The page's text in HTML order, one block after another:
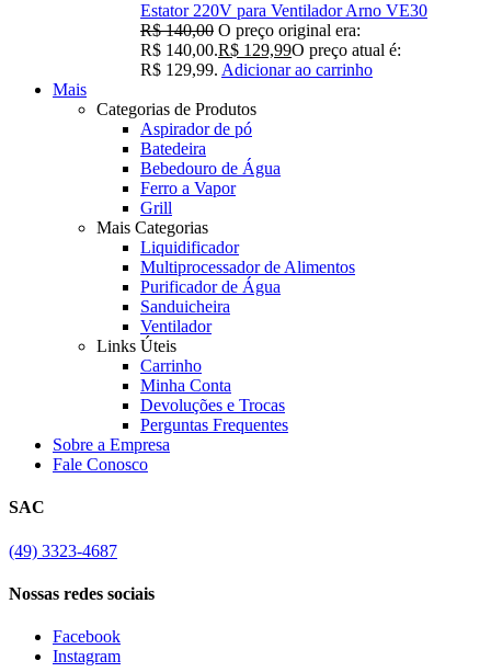
Estator 220V para Ventilador Arno VE30
R$140,00 O preço original era:
R$ 140,00.R$ 129,99O preço atual é:
R$ 129,99. Adicionar ao carrinho
Mais
Categorias de Produtos
Aspirador de pó
Batedeira
Bebedouro de Água
Ferro a Vapor
Grill
Mais Categorias
Liquidificador
Multiprocessador de Alimentos
Purificador de Água
Sanduicheira
Ventilador
Links Úteis
Carrinho
Minha Conta
Devoluções e Trocas
Perguntas Frequentes
Sobre a Empresa
Fale Conosco
SAC
(49) 3323-4687
Nossas redes sociais
Facebook
Instagram